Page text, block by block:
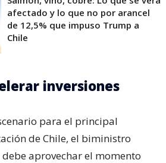
afectado y lo que no por arancel
de 12,5% que impuso Trump a
Chile
inversiones
para el principal
de Chile, el biministro
aprovechar el momento